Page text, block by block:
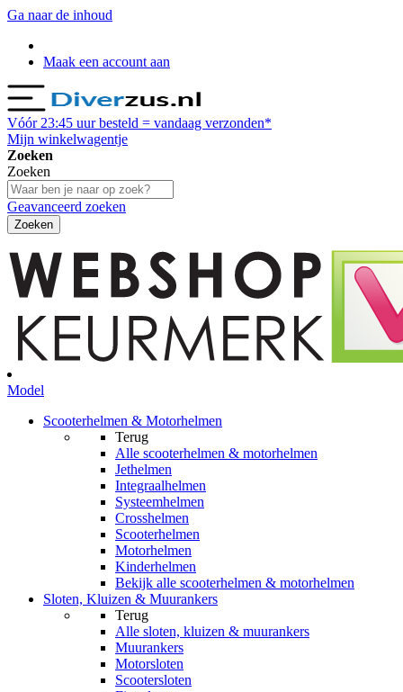
Ga naar de inhoud
Maak een account aan
Vóór 23:45 uur besteld = vandaag verzonden*
Mijn winkelwagentje
Zoeken
Zoeken
Geavanceerd zoeken
Zoeken
Model
Scooterhelmen & Motorhelmen
Terug
Alle scooterhelmen & motorhelmen
Jethelmen
Integraalhelmen
Systeemhelmen
Crosshelmen
Scooterhelmen
Motorhelmen
Kinderhelmen
Bekijk alle scooterhelmen & motorhelmen
Sloten, Kluizen & Muurankers
Terug
Alle sloten, kluizen & muurankers
Muurankers
Motorsloten
Scootersloten